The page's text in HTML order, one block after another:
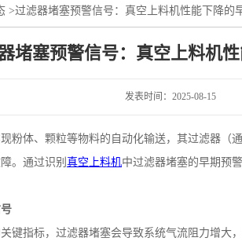
>过滤器堵塞预警信号：真空上料机性能下降的
堵塞预警信号：真空上料机
发表时间：2025-08-15
粉体、颗粒等物料的自动化输送，其过滤器（
。通过识别 真空上料机中过滤器堵塞的早期预
键指标，过滤器堵塞会导致系统气流阻力增大